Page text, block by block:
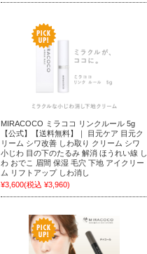
MIRACOCO ミラココ リンクルール 5g
【公式】【送料無料】｜ 目元ケア 目元ク
リーム シワ改善 しわ取り クリーム シワ
小じわ 目の下のたるみ 解消 ほうれい線 し
わ おでこ 眉間 保湿 毛穴 下地 アイクリー
ム リフトアップ しわ消し
¥3,600(税込 ¥3,960)